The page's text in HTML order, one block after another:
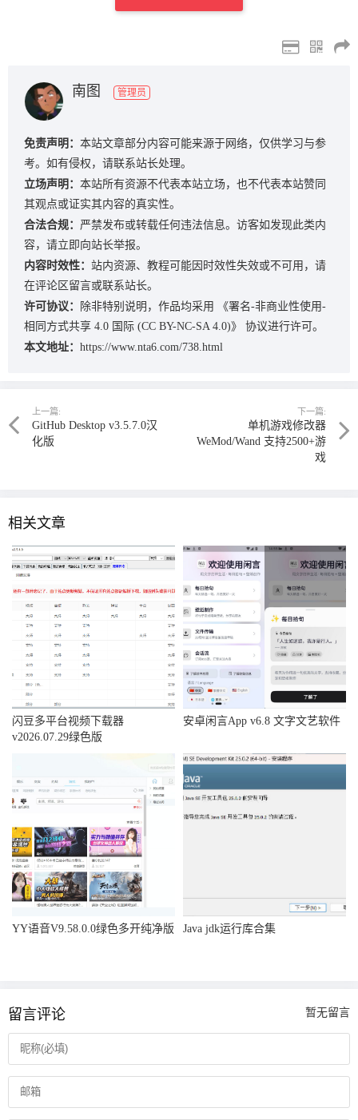
南图 管理员
免责声明： 本站文章部分内容可能来源于网络，仅供学习与参
考。如有侵权，请联系站长处理。
立场声明： 本站所有资源不代表本站立场，也不代表本站赞同
其观点或证实其内容的真实性。
合法合规： 严禁发布或转载任何违法信息。访客如发现此类内
容，请立即向站长举报。
内容时效性： 站内资源、教程可能因时效性失效或不可用，请
在评论区留言或联系站长。
许可协议：
除非特别说明，作品均采用
《署名-非商业性使用-
相同方式共享 4.0 国际 (CC BY-NC-SA 4.0)》
协议进行许可。
本文地址： https://www.nta6.com/738.html
上一篇:
GitHub Desktop v3.5.7.0汉
化版
下一篇:
单机游戏修改器
WeMod/Wand 支持2500+游
戏
相关文章
闪豆多平台视频下载器
v2026.07.29绿色版
安卓闲言App v6.8 文字文艺软件
YY语音V9.58.0.0绿色多开纯净版 Java jdk运行库合集
留言评论 暂无留言